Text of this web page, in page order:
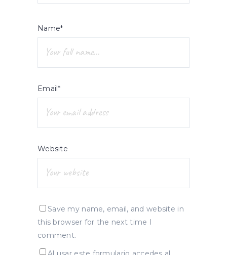
Name*
Email*
Website
Save my name, email, and website in
this browser for the next time I
comment.